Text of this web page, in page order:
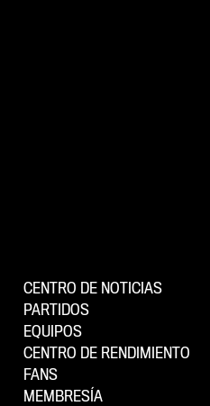
CENTRO DE NOTICIAS
PARTIDOS
EQUIPOS
CENTRO DE RENDIMIENTO
FANS
MEMBRESÍA